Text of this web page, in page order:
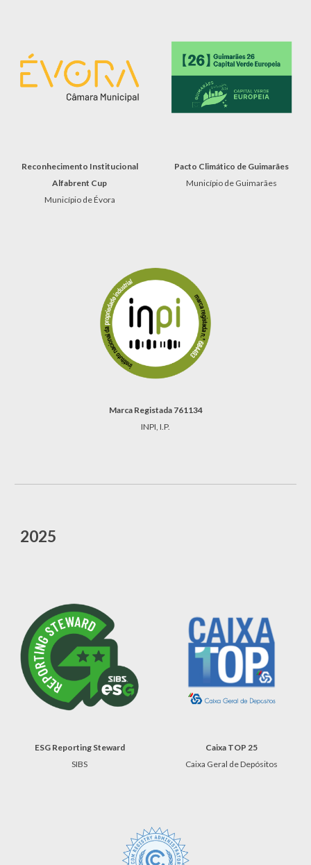
Reconhecimento Institucional
Alfabrent Cup
Município deÉvora
Pacto Climático de Guimarães
Município de Guimarães
Marca Registada 761134
INPI, I.P.
2025
ESG Reporting Steward
SIBS
Caixa TOP 25
Caixa Geral de Depósitos